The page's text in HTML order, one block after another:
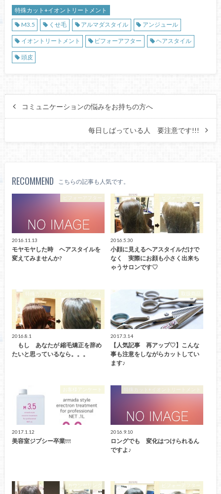
特殊カット+イオントリートメント
M3.5
くせ毛 アルマダスタイル アンジュール
イオントリートメント ビフォーアフター ヘアスタイル
頭皮
コミュニケーションの悩みをお持ちの方へ
每日しばっている人 要注意です!!!
RECOMMEND こちらの記事も人気です。
ビフォーアフター
2016.11.13
モヤモヤした時 ヘアスタイルを
変えてみませんか?
ビフォーアフター
2016.5.30
小顔に見えるヘアスタイルだけで
なく 実際にお顔も小さく出来ち
ゃうサロンです♡
特殊カット+イオントリートメント
2016.8.1
もし あなたが 縮毛矯正を辞め
たいと思っているなら。。。
取扱商品
2017.3.14
【人気記事 再アップ♡】こんな
事も注意をしながらカットしてい
ます♪
お客様アンケート
2017.1.12
美容室ジプシー卒業!!!
特殊カット+イオントリートメント
2016.9.10
ロングでも 変化はつけられるん
ですよ♪
カウンセリング ビフォーアフター